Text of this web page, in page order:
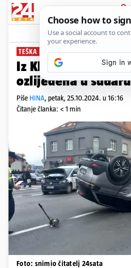
PRIJAVA
News
TEŠKA NESREĆA NA ILICI
Iz Klaićeve pustili
ozlijeđena u
Piše HINA, petak, 25.10.2024. u 16:16
Čitanje članka: < 1 min
Foto: snimio čitatelj 24sata